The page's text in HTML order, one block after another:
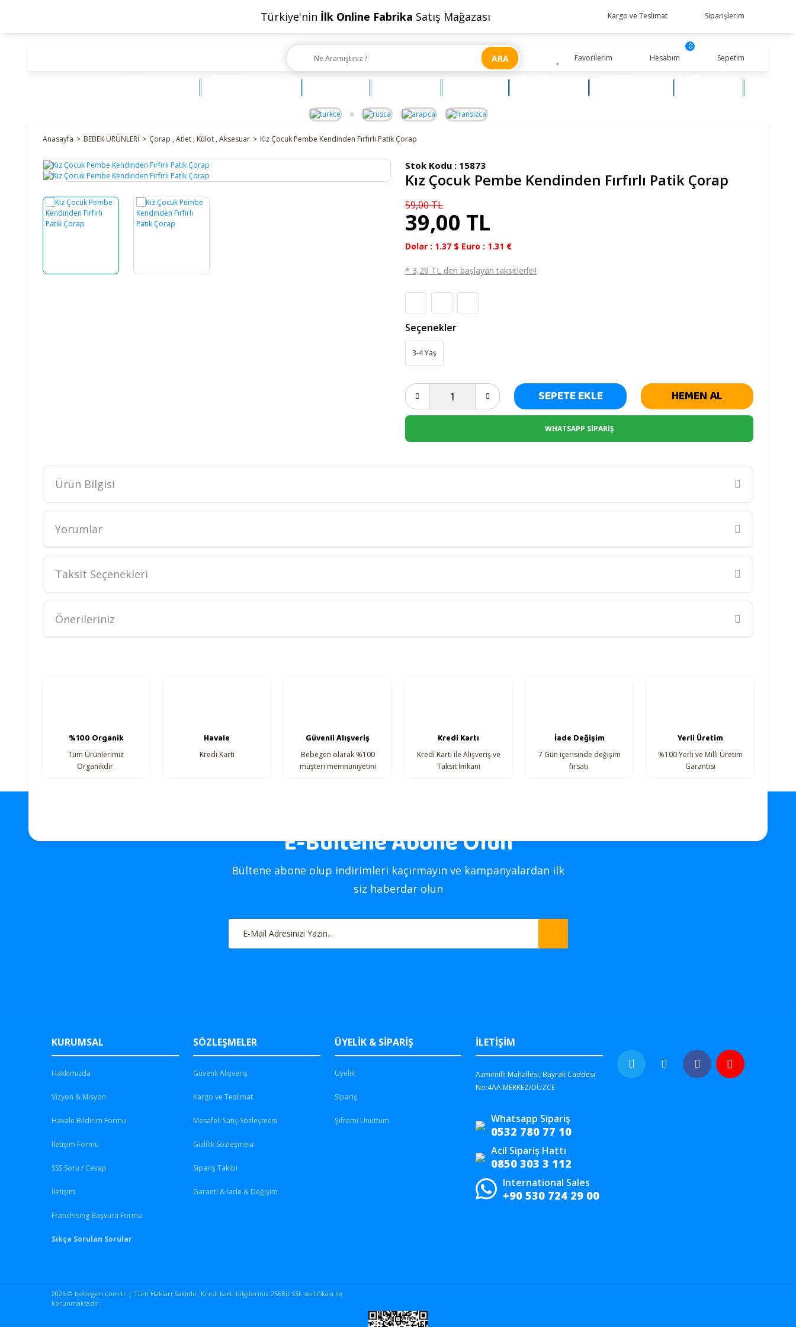
Türkiye'nin İlk Online Fabrika Satış Mağazası Kargo ve Teslimat Siparişlerim
ARA Favorilerim Hesabım
0
Sepetim
Anasayfa BEBEK ÜRÜNLERİ Çorap , Atlet , Külot , Aksesuar Kız Çocuk Pembe Kendinden Fırfırlı Patik Çorap
%34
Stok Kodu : 15873
Kız Çocuk Pembe Kendinden Fırfırlı Patik Çorap
59,00 TL
39,00 TL
Dolar : 1.37 $ Euro : 1.31 €
* 3,29 TL den başlayan taksitlerle!!
Seçenekler
3-4 Yaş
SEPETE EKLE HEMEN AL
WHATSAPP SİPARİŞ
Ürün Bilgisi
Ürünlerimiz bebeklerin hassas ciltlerine uygun.
Ürünlerimiz iade ve değişim garantilidir.
Yorumlar
Taksit Seçenekleri
Önerileriniz
Ürün bilgilerinde hatalar bulunuyor.
Ürün fiyatı diğer sitelerden daha pahalı.
Bu ürüne benzer farklı alternatifler olmalı.
Gönder
%100 Organik
Tüm Ürünlerimiz
Organikdir.
Havale
Kredi Kartı
Güvenli Alışveriş
Bebegen olarak %100
müşteri memnuniyetini
Kredi Kartı
Kredi Kartı ile Alışveriş ve
Taksit İmkanı
İade Değişim
7 Gün içerisinde değişim
fırsatı.
Yerli Üretim
%100 Yerli ve Milli Üretim
Garantisi
E-Bültene Abone Olun
Bültene abone olup indirimleri kaçırmayın ve kampanyalardan ilk
siz haberdar olun
KURUMSAL
Hakkımızda
Vizyon & Misyon
Havale Bildirim Formu
İletişim Formu
SSS Soru / Cevap
İletişim
Franchising Başvuru Formu
Sıkça Sorulan Sorular
SÖZLEŞMELER
Güvenli Alışveriş
Kargo ve Teslimat
Mesafeli Satış Sözleşmesi
Gizlilik Sözleşmesi
Sipariş Takibi
Garanti & İade & Değişim
ÜYELİK & SİPARİŞ
Üyelik
Sipariş
Şifremi Unuttum
İLETİŞİM
Azmimilli Mahallesi, Bayrak Caddesi
No:4AA MERKEZ/DÜZCE
Whatsapp Sipariş
0532 780 77 10
Acil Sipariş Hattı
0850 303 3 112
International Sales
+90 530 724 29 00
2026 © bebegen.com.tr | Tüm Hakları Saklıdır. Kredi kartı bilgileriniz 256Bit SSL sertifikası ile
korunmaktadır.